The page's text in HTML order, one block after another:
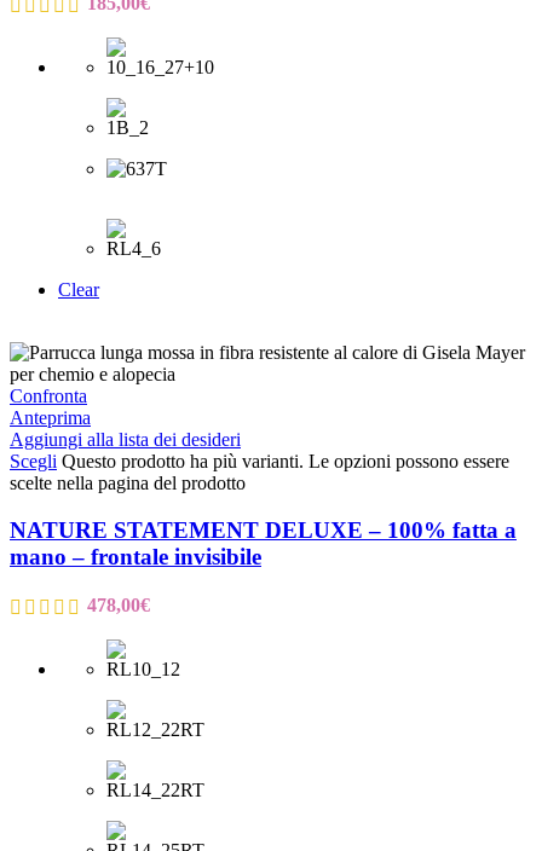
Clear
Confronta
Anteprima
Aggiungi alla lista dei desideri
Scegli Questo prodotto ha più varianti. Le opzioni possono essere
scelte nella pagina del prodotto
NATURE STATEMENT DELUXE – 100% fatta a
mano – frontale invisibile
478,00€